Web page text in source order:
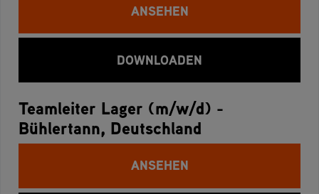
ANSEHEN
DOWNLOADEN
Teamleiter Lager (m/w/d) -
Bühlertann, Deutschland
ANSEHEN